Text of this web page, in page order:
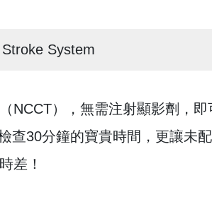
System
NCCT），無需注射顯影劑，
查30分鐘的寶貴時間，更讓未
差！